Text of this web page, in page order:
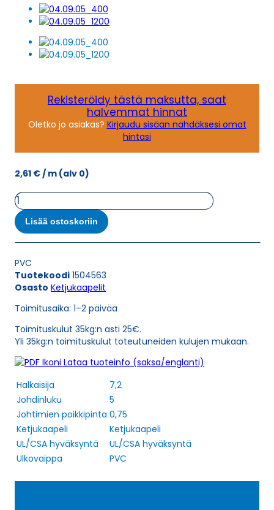
Rekisteröidy tästä maksutta, saat
halvemmat hinnat
Oletko jo asiakas? Kirjaudu sisään nähdäksesi omat
hintasi
2,61 €/ m (alv 0)
Ketjukaapeli
KAWEFLEX
6100
ECO
SK-
PVC
UL/CSA
5G0,75
(AWG19)
määrä
Lisää ostoskoriin
PVC
Tuotekoodi 1504563
Osasto Ketjukaapelit
Toimitusaika: 1–2 päivää
Toimituskulut 35kg:n asti 25€.
Yli 35kg:n toimituskulut toteutuneiden kulujen mukaan.
Lataa tuoteinfo (saksa/englanti)
Halkaisija
7,2
Johdinluku
5
Johtimien poikkipinta 0,75
Ketjukaapeli
Ketjukaapeli
UL/CSA hyväksyntä
UL/CSA hyväksyntä
Ulkovaippa
PVC